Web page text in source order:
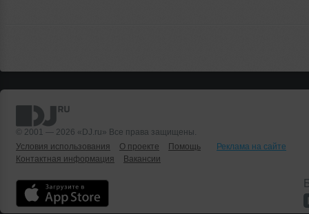
© 2001 — 2026 «DJ.ru» Все права защищены.
Условия использования
О проекте Помощь
Реклама на сайте
Контактная информация
Вакансии